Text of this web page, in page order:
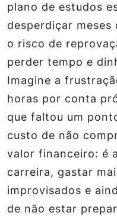
plano de estudos
desperdiçar
o risco de
perder tempo e
Imagine a
horas por conta
que faltou um
custo de não
valor financeiro: é
carreira, gastar
improvisados e
de não estar